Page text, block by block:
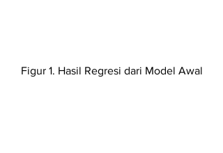
Figur 1. Hasil Regresi dari Model Awal